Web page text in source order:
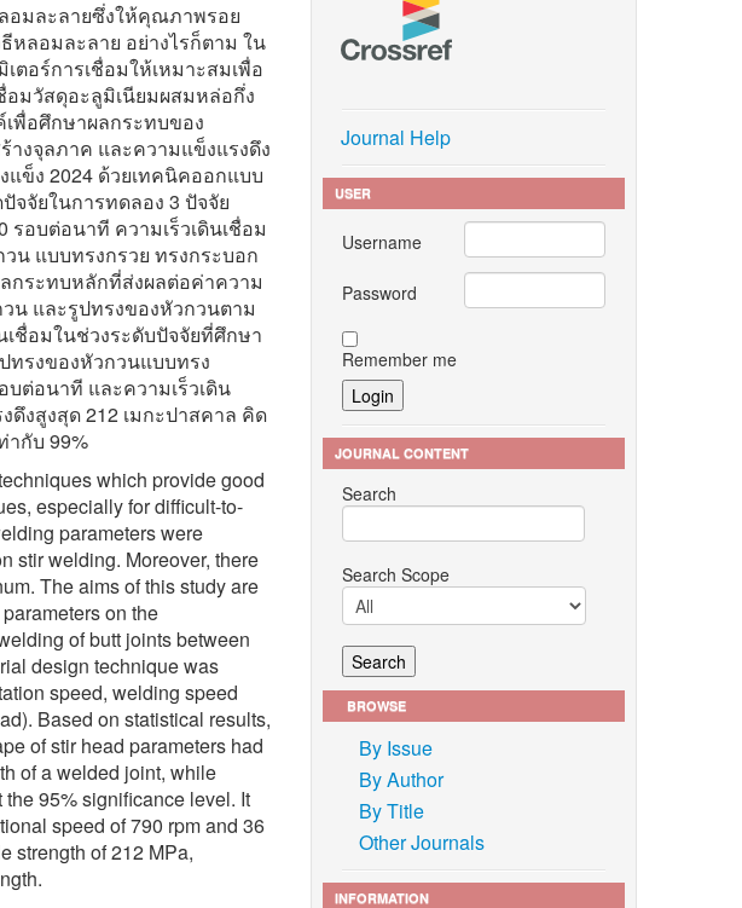
อมละลายซึ่งให้คุณภาพรอย
หลอมละลาย อย่างไรก็ตาม ใน
ตอร์การเชื่อมให้เหมาะสมเพื่อ
อมวัสดุอะลูมิเนียมผสมหล่อกึ่ง
พื่อศึกษาผลกระทบของ
างจุลภาค และความแข็งแรงดึง
ข็ง 2024 ด้วยเทคนิคออกแบบ
จจัยในการทดลอง 3 ปัจจัย
อบต่อนาที ความเร็วเดินเชื่อม
น แบบทรงกรวย ทรงกระบอก
กระทบหลักที่ส่งผลต่อค่าความ
น และรูปทรงของหัวกวนตาม
ชื่อมในช่วงระดับปัจจัยที่ศึกษา
ทรงของหัวกวนแบบทรง
บต่อนาที และความเร็วเดิน
ดึงสูงสุด 212 เมกะปาสคาล คิด
ากับ 99%
which provide good
especially for difficult-to-
parameters were
stir welding. Moreover, there
The aims of this study are
on the
of butt joints between
design technique was
speed, welding speed
Based on statistical results,
of stir head parameters had
of a welded joint, while
95% significance level. It
speed of 790 rpm and 36
strength of 212 MPa,
Journal Help
USER
Username
Password
Remember me
JOURNAL CONTENT
Search
Search Scope
BROWSE
By Issue
By Author
By Title
Other Journals
INFORMATION